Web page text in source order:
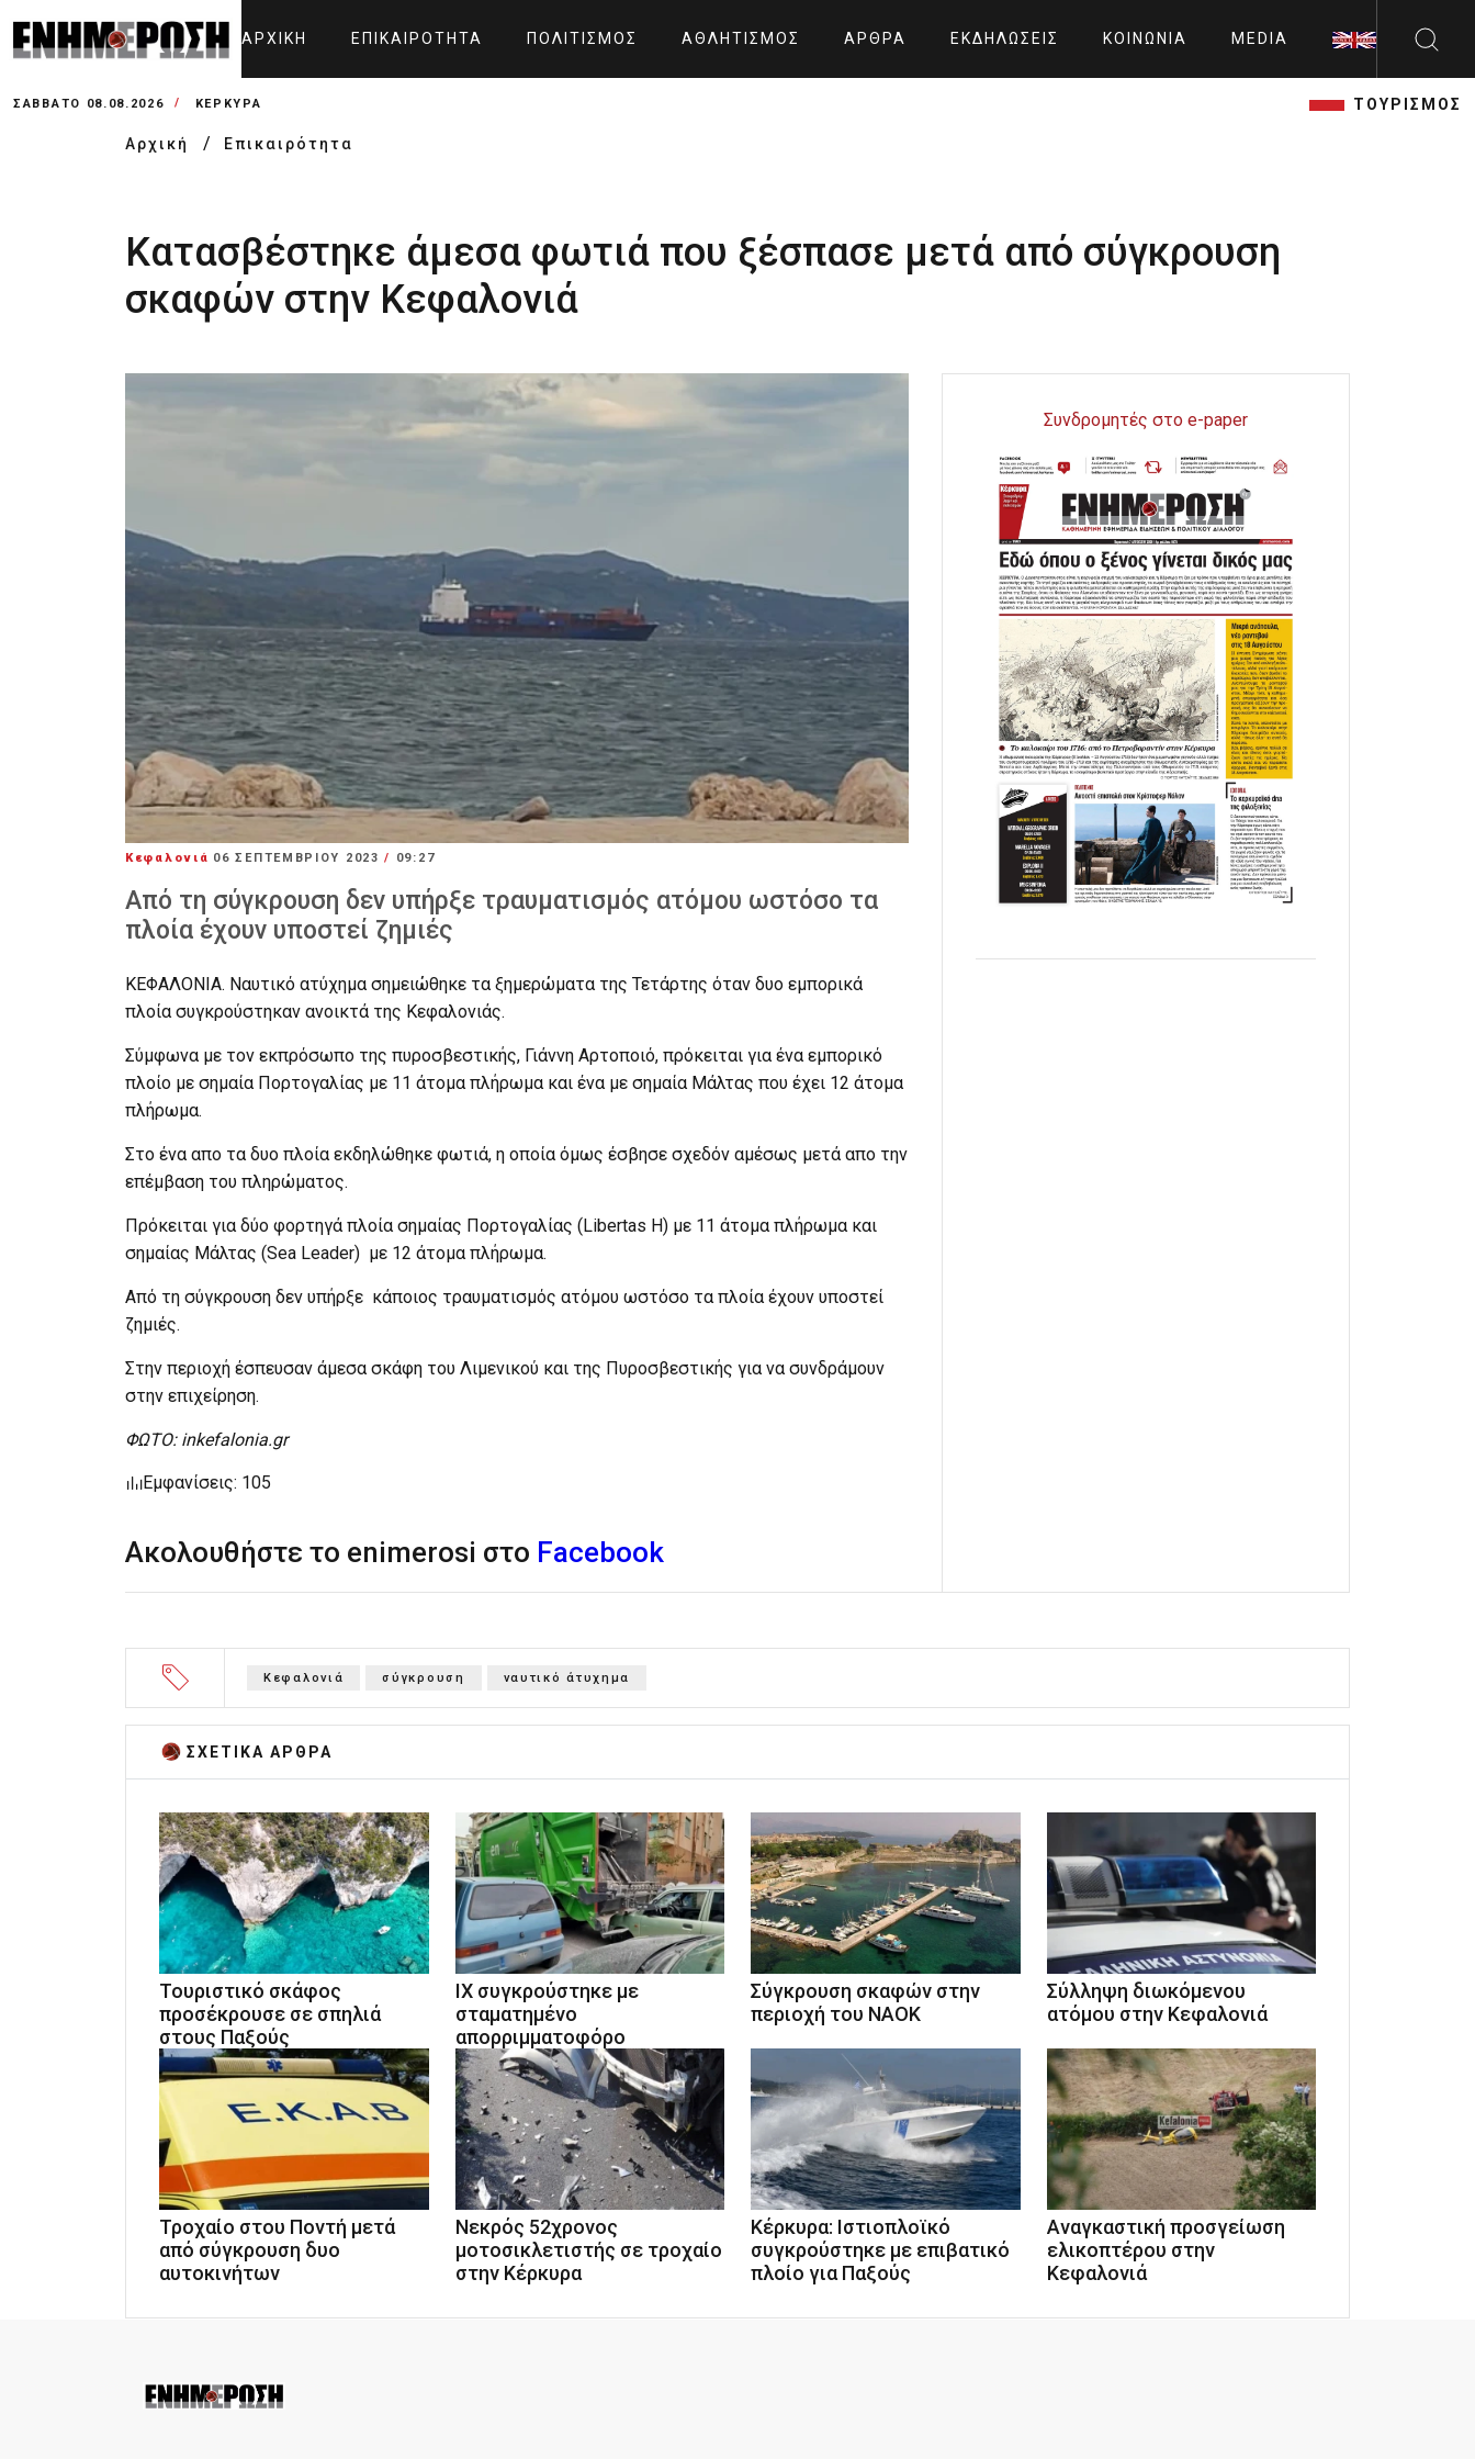
ΑΡΧΙΚΉ ΕΠΙΚΑΙΡΌΤΗΤΑ ΠΟΛΙΤΙΣΜΌΣ ΑΘΛΗΤΙΣΜΌΣ ΆΡΘΡΑ ΕΚΔΗΛΏΣΕΙΣ ΚΟΙΝΩΝΊΑ MEDIA
ΣΆΒΒΑΤΟ 08.08.2026 ΚΕΡΚΥΡΑ ΤΟΥΡΙΣΜΟΣ
Αρχική Επικαιρότητα
Κατασβέστηκε άμεσα φωτιά που ξέσπασε μετά από σύγκρουση
σκαφών στην Κεφαλονιά
Κεφαλονιά 06 ΣΕΠΤΕΜΒΡΊΟΥ 2023/ 09:27
Από τη σύγκρουση δεν υπήρξε τραυματισμός ατόμου ωστόσο τα
πλοία έχουν υποστεί ζημιές
ΚΕΦΑΛΟΝΙΑ. Ναυτικό ατύχημα σημειώθηκε τα ξημερώματα της Τετάρτης όταν δυο εμπορικά
πλοία συγκρούστηκαν ανοικτά της Κεφαλονιάς.
Σύμφωνα με τον εκπρόσωπο της πυροσβεστικής, Γιάννη Αρτοποιό, πρόκειται για ένα εμπορικό
πλοίο με σημαία Πορτογαλίας με 11 άτομα πλήρωμα και ένα με σημαία Μάλτας που έχει 12 άτομα
πλήρωμα.
Στο ένα απο τα δυο πλοία εκδηλώθηκε φωτιά, η οποία όμως έσβησε σχεδόν αμέσως μετά απο την
επέμβαση του πληρώματος.
Πρόκειται για δύο φορτηγά πλοία σημαίας Πορτογαλίας (Libertas H) με 11 άτομα πλήρωμα και
σημαίας Μάλτας (Sea Leader) με 12 άτομα πλήρωμα.
Από τη σύγκρουση δεν υπήρξε κάποιος τραυματισμός ατόμου ωστόσο τα πλοία έχουν υποστεί
ζημιές.
Στην περιοχή έσπευσαν άμεσα σκάφη του Λιμενικού και της Πυροσβεστικής για να συνδράμουν
στην επιχείρηση.
ΦΩΤΟ: inkefalonia.gr
Εμφανίσεις: 105
Ακολουθήστε το enimerosi στο Facebook
Συνδρομητές στο e-paper
Κεφαλονιά σύγκρουση ναυτικό άτυχημα
ΣΧΕΤΙΚA AΡΘΡΑ
Τουριστικό σκάφος
προσέκρουσε σε σπηλιά
στους Παξούς
ΙΧ συγκρούστηκε με
σταματημένο
απορριμματοφόρο
Σύγκρουση σκαφών στην
περιοχή του ΝΑΟΚ
Σύλληψη διωκόμενου
ατόμου στην Κεφαλονιά
Τροχαίο στου Ποντή μετά
από σύγκρουση δυο
αυτοκινήτων
Νεκρός 52χρονος
μοτοσικλετιστής σε τροχαίο
στην Κέρκυρα
Κέρκυρα: Ιστιοπλοϊκό
συγκρούστηκε με επιβατικό
πλοίο για Παξούς
Αναγκαστική προσγείωση
ελικοπτέρου στην
Κεφαλονιά